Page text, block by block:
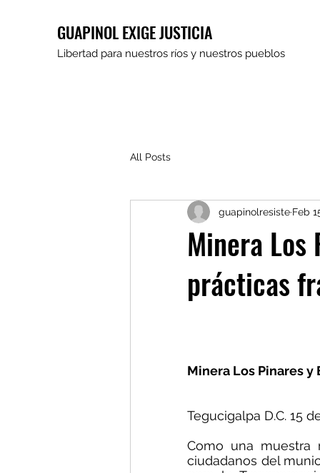
GUAPINOL EXIGE JUSTICIA
Libertad para nuestros ríos y nuestros pueblos
All Posts
Minera Los
prácticas
guapinolresiste Feb
Minera Los Pinares
Tegucigalpa D.C. 15
Como una muestra
ciudadanos del